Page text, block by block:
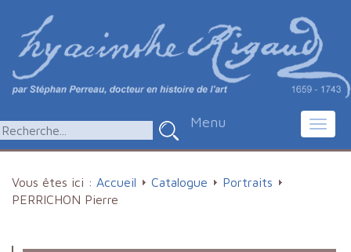
Menu
Vous êtes ici : Accueil Catalogue
Portraits
PERRICHON Pierre